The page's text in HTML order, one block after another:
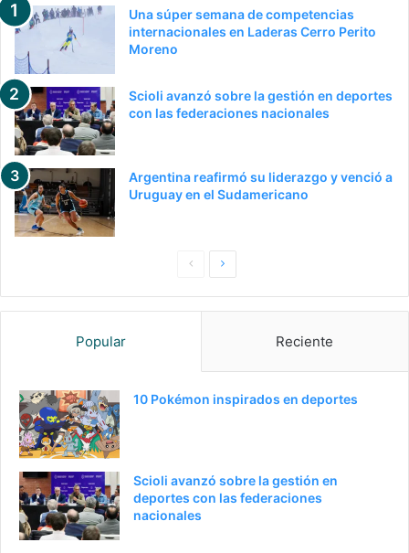
Una súper semana de competencias
internacionales en Laderas Cerro Perito
Moreno
Scioli avanzó sobre la gestión en deportes
con las federaciones nacionales
Argentina reafirmó su liderazgo y venció a
Uruguay en el Sudamericano
PaginaSiguiente
Popular Reciente
10 Pokémon inspirados en deportes
Scioli avanzó sobre la gestión en
deportes con las federaciones
nacionales